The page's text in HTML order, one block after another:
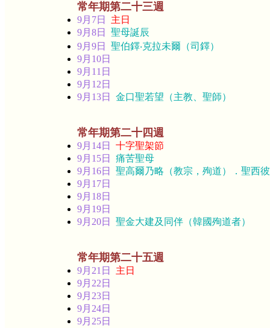
常年期第二十三週
9月7日
主日
9月8日 聖母誕辰
9月9日 聖伯鐸‧克拉未爾（司鐸）
9月10日
9月11日
9月12日
9月13日 金口聖若望（主教、聖師）
常年期第二十四週
9月14日
十字聖架節
9月15日 痛苦聖母
9月16日 聖高爾乃略（教宗，殉道）．聖西
9月17日
9月18日
9月19日
9月20日 聖金大建及同伴（韓國殉道者）
常年期第二十五週
9月21日
主日
9月22日
9月23日
9月24日
9月25日